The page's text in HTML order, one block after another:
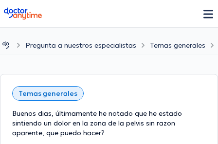
doctoranytime
Pregunta a nuestros especialistas Temas generales
Temas generales
Buenos dias, últimamente he notado que he estado
sintiendo un dolor en la zona de la pelvis sin razon
aparente, que puedo hacer?